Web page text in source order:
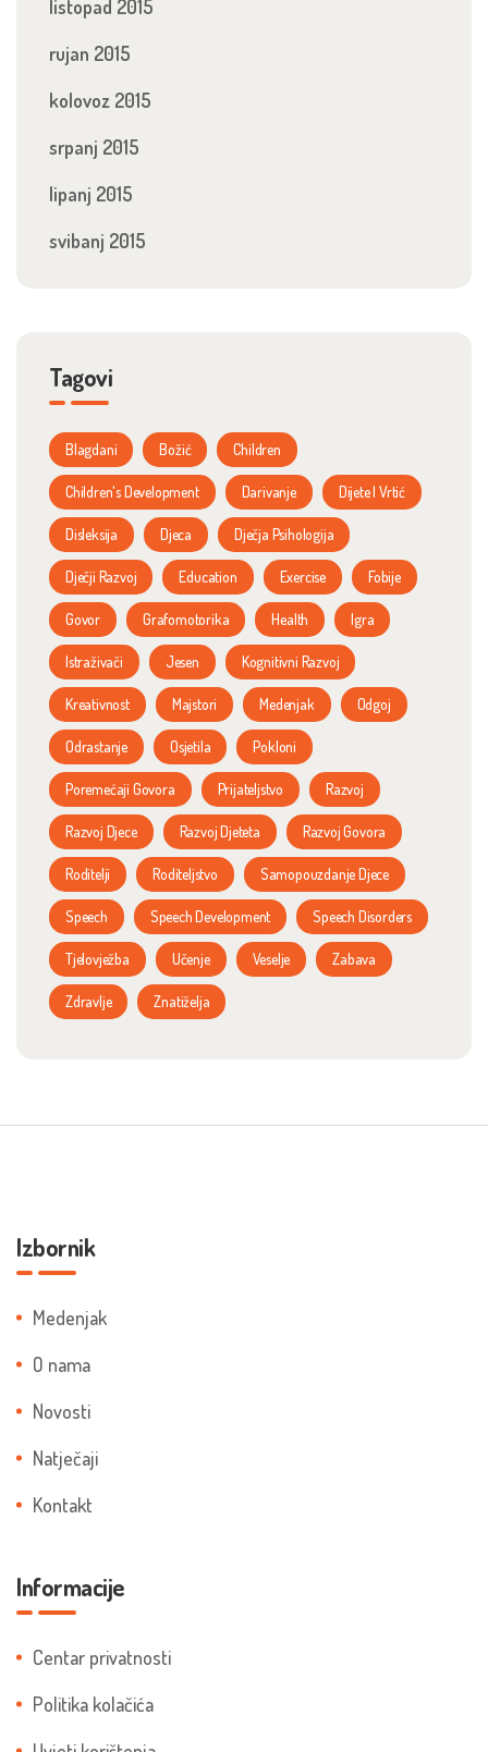
listopad 2015
rujan 2015
kolovoz 2015
srpanj 2015
lipanj 2015
svibanj 2015
Tagovi
Blagdani Božić Children
Children's Development Darivanje Dijete I Vrtić
Disleksija Djeca Dječja Psihologija
Dječji Razvoj Education Exercise Fobije
Govor Grafomotorika Health Igra
Istraživači Jesen Kognitivni Razvoj
Kreativnost Majstori Medenjak Odgoj
Odrastanje Osjetila Pokloni
Poremećaji Govora Prijateljstvo Razvoj
Razvoj Djece Razvoj Djeteta Razvoj Govora
Roditelji Roditeljstvo Samopouzdanje Djece
Speech Speech Development Speech Disorders
Tjelovježba Učenje Veselje Zabava
Zdravlje Znatiželja
Izbornik
Medenjak
O nama
Novosti
Natječaji
Kontakt
Informacije
Centar privatnosti
Politika kolačića